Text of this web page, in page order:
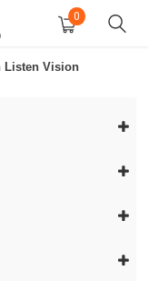
0
Listen Vision